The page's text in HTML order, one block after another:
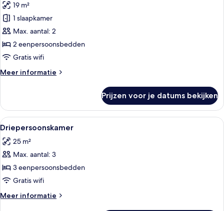
voor
Twin
kamer
laden
19 m²
1 slaapkamer
Max. aantal: 2
2 eenpersoonsbedden
Gratis wifi
Meer informatie
Meer
kamer
Prijzen voor je datums bekijken
Alle
foto's
voor
Driepersoonskamer
laden
Een hotelkamer met twee bedden,
5
Driepersoonskamer
25 m²
Max. aantal: 3
3 eenpersoonsbedden
Gratis wifi
Meer informatie
Meer